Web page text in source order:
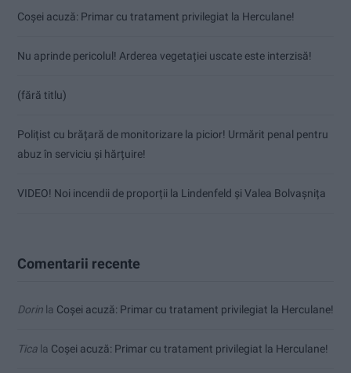
Coșei acuză: Primar cu tratament privilegiat la Herculane!
Nu aprinde pericolul! Arderea vegetației uscate este interzisă!
(fără titlu)
Polițist cu brățară de monitorizare la picior! Urmărit penal pentru
abuz în serviciu și hărțuire!
VIDEO! Noi incendii de proporții la Lindenfeld și Valea Bolvașnița
Comentarii recente
Dorin la Coșei acuză: Primar cu tratament privilegiat la Herculane!
Tica la Coșei acuză: Primar cu tratament privilegiat la Herculane!